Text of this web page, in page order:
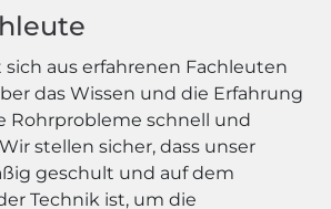
sich aus erfahrenen Fachleuten
das Wissen und die Erfahrung
Rohrprobleme schnell und
stellen sicher, dass unser
geschult und auf dem
Technik ist, um die